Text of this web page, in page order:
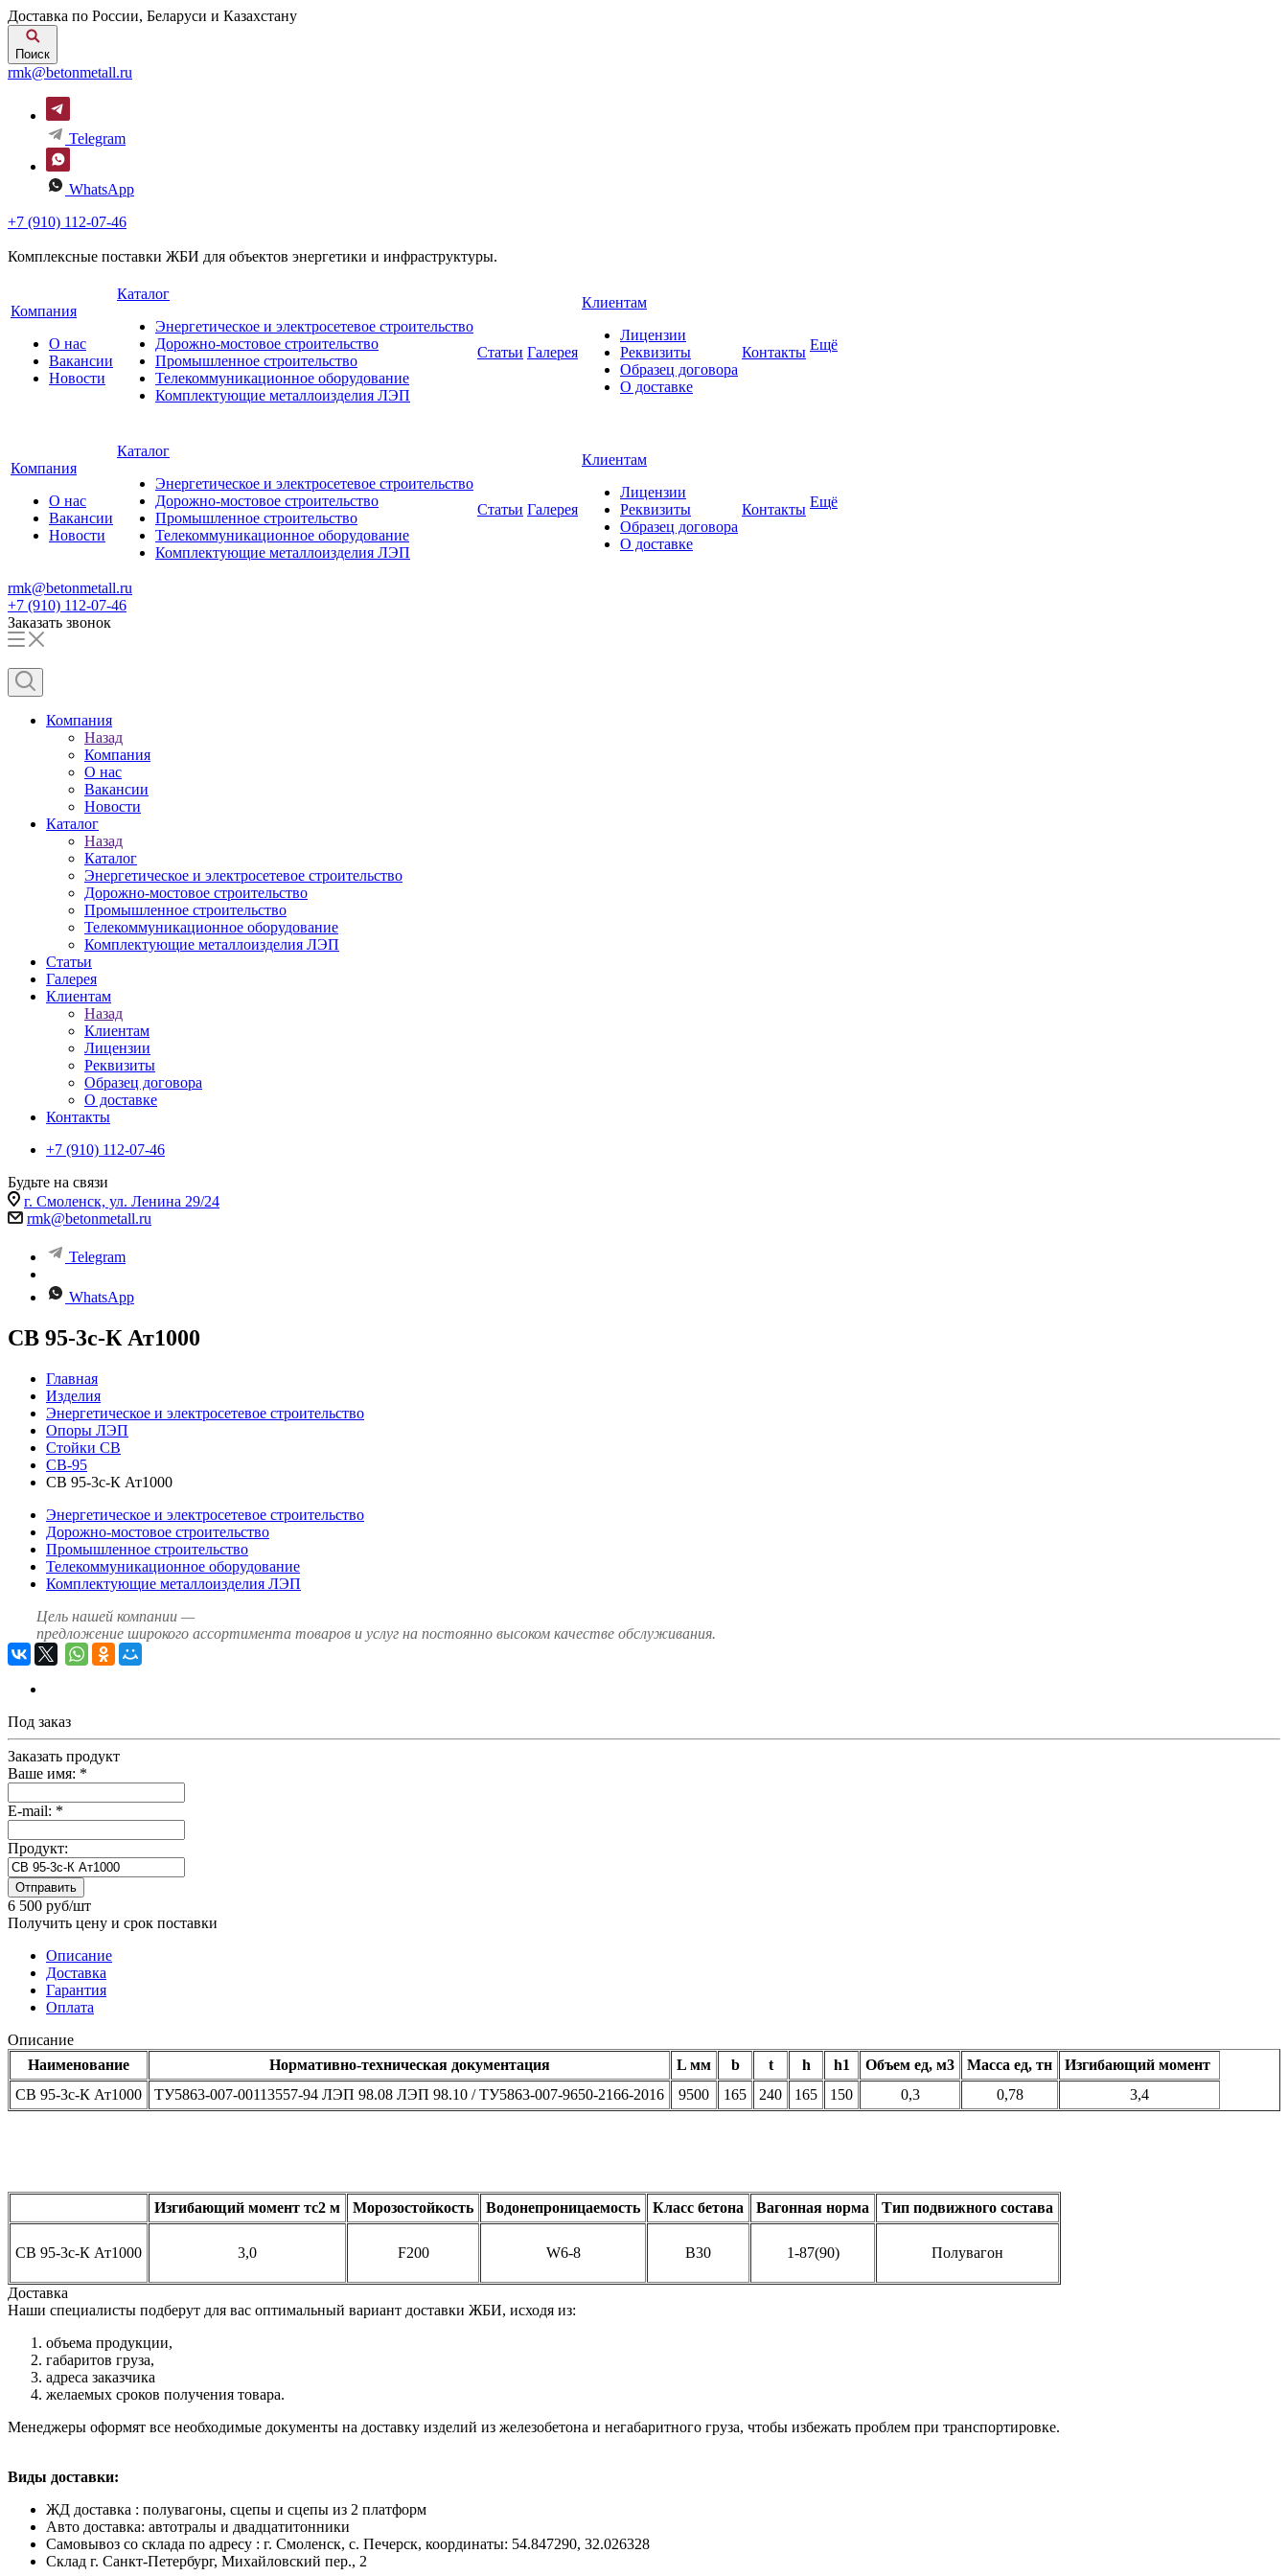
Доставка по России, Беларуси и Казахстану
Поиск
rmk@betonmetall.ru
Telegram
WhatsApp
+7 (910) 112-07-46
Комплексные поставки ЖБИ для объектов энергетики и инфраструктуры.
Компания
О нас
Вакансии
Новости
Каталог
Энергетическое и электросетевое строительство
Дорожно-мостовое строительство
Промышленное строительство
Телекоммуникационное оборудование
Комплектующие металлоизделия ЛЭП
Статьи Галерея
Клиентам
Лицензии
Реквизиты
Образец договора
О доставке
Контакты Ещё
Компания
О нас
Вакансии
Новости
Каталог
Энергетическое и электросетевое строительство
Дорожно-мостовое строительство
Промышленное строительство
Телекоммуникационное оборудование
Комплектующие металлоизделия ЛЭП
Статьи Галерея
Клиентам
Лицензии
Реквизиты
Образец договора
О доставке
Контакты Ещё
rmk@betonmetall.ru
+7 (910) 112-07-46
Заказать звонок
Компания
Назад
Компания
О нас
Вакансии
Новости
Каталог
Назад
Каталог
Энергетическое и электросетевое строительство
Дорожно-мостовое строительство
Промышленное строительство
Телекоммуникационное оборудование
Комплектующие металлоизделия ЛЭП
Статьи
Галерея
Клиентам
Назад
Клиентам
Лицензии
Реквизиты
Образец договора
О доставке
Контакты
+7 (910) 112-07-46
Будьте на связи
г. Смоленск, ул. Ленина 29/24
rmk@betonmetall.ru
Telegram
WhatsApp
СВ 95-3с-К Ат1000
Главная
Изделия
Энергетическое и электросетевое строительство
Опоры ЛЭП
Стойки СВ
СВ-95
СВ 95-3с-К Ат1000
Энергетическое и электросетевое строительство
Дорожно-мостовое строительство
Промышленное строительство
Телекоммуникационное оборудование
Комплектующие металлоизделия ЛЭП
Цель нашей компании —
предложение широкого ассортимента товаров и услуг на постоянно высоком качестве обслуживания.
Под заказ
Заказать продукт
Ваше имя: *
E-mail: *
Продукт:
Отправить
6 500 руб/шт
Получить цену и срок поставки
Описание
Доставка
Гарантия
Оплата
Описание
Наименование
Нормативно-техническая документация L мм b t h h1 Объем ед, м3 Масса ед, тн
Изгибающий момент
СВ 95-3с-К Ат1000
ТУ5863-007-00113557-94 ЛЭП 98.08 ЛЭП 98.10 / ТУ5863-007-9650-2166-2016 9500 165 240 165 150 0,3 0,78 3,4
Изгибающий момент тс2 м Морозостойкость Водонепроницаемость Класс бетона Вагонная норма Тип подвижного состава
СВ 95-3с-К Ат1000 3,0 F200 W6-8 B30 1-87(90) Полувагон
Доставка
Наши специалисты подберут для вас оптимальный вариант доставки ЖБИ, исходя из:
объема продукции,
габаритов груза,
адреса заказчика
желаемых сроков получения товара.
Менеджеры оформят все необходимые документы на доставку изделий из железобетона и негабаритного груза, чтобы избежать проблем при транспортировке.
Виды доставки:
ЖД доставка : полувагоны, сцепы и сцепы из 2 платформ
Авто доставка: автотралы и двадцатитонники
Самовывоз со склада по адресу : г. Смоленск, с. Печерск, координаты: 54.847290, 32.026328
Cклад г. Санкт-Петербург, Михайловский пер., 2